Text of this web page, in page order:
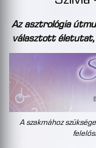
Az asztrológia
választott
A szakmához